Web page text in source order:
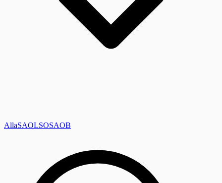
AllaSAOLSOSAOB